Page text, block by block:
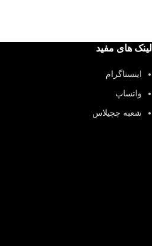
لینک های مفید
اینستاگرام
واتساپ
شعبه چچیلاس